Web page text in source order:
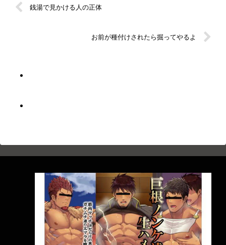
銭湯で見かける人の正体
お前が種付けされたら掘ってやるよ